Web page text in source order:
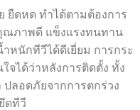
ยืดหด ทำได้ตามต้องการ
คุณภาพดี แข็งแรงทนทาน
หนักทีวีได้ดีเยี่ยม การกระ
จได้ว่าหลังการติดตั้ง ทั้ง
ลอดภัยจากการตกร่วง
ดทีวี